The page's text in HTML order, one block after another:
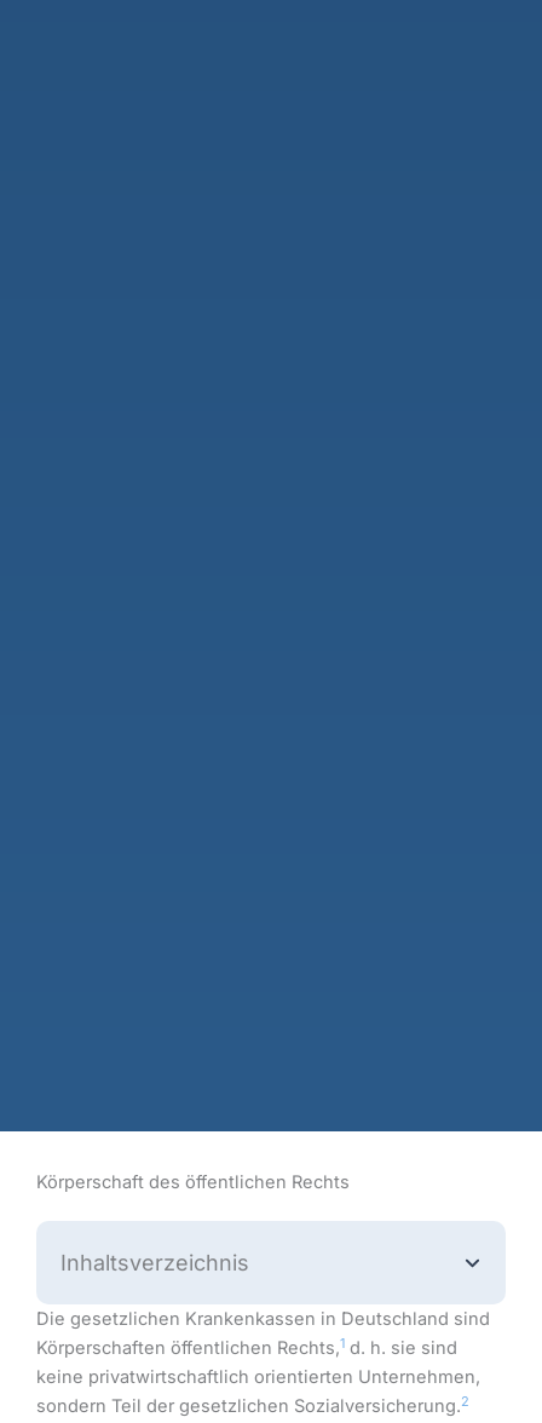
Körperschaft des öffentlichen Rechts
Inhaltsverzeichnis
Die gesetzlichen Krankenkassen in Deutschland sind
Körperschaften öffentlichen Rechts,1 d. h. sie sind
keine privatwirtschaftlich orientierten Unternehmen,
sondern Teil der gesetzlichen Sozialversicherung.2